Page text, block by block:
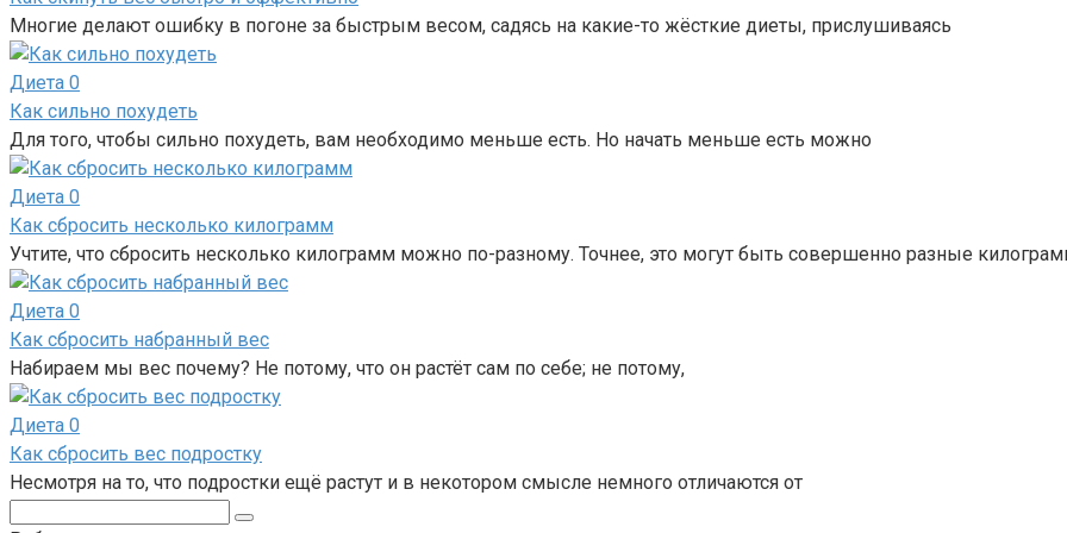
Многие делают ошибку в погоне за быстрым весом, садясь на какие-то жёсткие диеты, прислушиваясь
Диета 0
Как сильно похудеть
Для того, чтобы сильно похудеть, вам необходимо меньше есть. Но начать меньше есть можно
Диета 0
Как сбросить несколько килограмм
Учтите, что сбросить несколько килограмм можно по-разному. Точнее, это могут быть совершенно разные
Диета 0
Как сбросить набранный вес
Набираем мы вес почему? Не потому, что он растёт сам по себе; не потому,
Диета 0
Как сбросить вес подростку
Несмотря на то, что подростки ещё растут и в некотором смысле немного отличаются от